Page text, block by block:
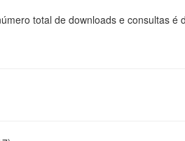
total de downloads e consultas